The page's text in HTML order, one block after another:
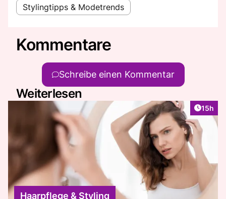
Stylingtipps & Modetrends
Kommentare
Schreibe einen Kommentar
Weiterlesen
Artikel
15h
Haarpflege & Styling